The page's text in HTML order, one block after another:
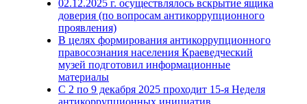
02.12.2025 г. осуществлялось вскрытие ящика
доверия (по вопросам антикоррупционного
проявления)
В целях формирования антикоррупционного
правосознания населения Краеведческий
музей подготовил информационные
материалы
С 2 по 9 декабря 2025 проходит 15-я Неделя
антикоррупционных инициатив